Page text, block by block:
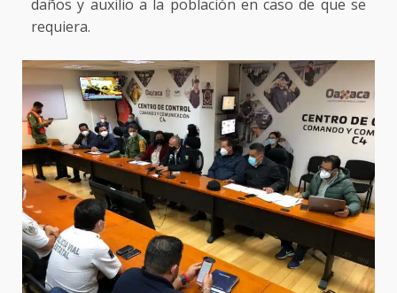
daños y auxilio a la población en caso de que se
requiera.